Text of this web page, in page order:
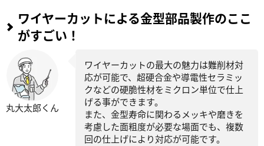
ワイヤーカットによる金型部品製作のここ
がすごい！
ワイヤーカットの最大の魅力は難削材対
応が可能で、超硬合金や導電性セラミッ
クなどの硬脆性材をミクロン単位で仕上
げる事ができます。
また、金型寿命に関わるメッキや磨きを
考慮した面粗度が必要な場面でも、複数
回の仕上げにより対応が可能です。
丸大太郎くん